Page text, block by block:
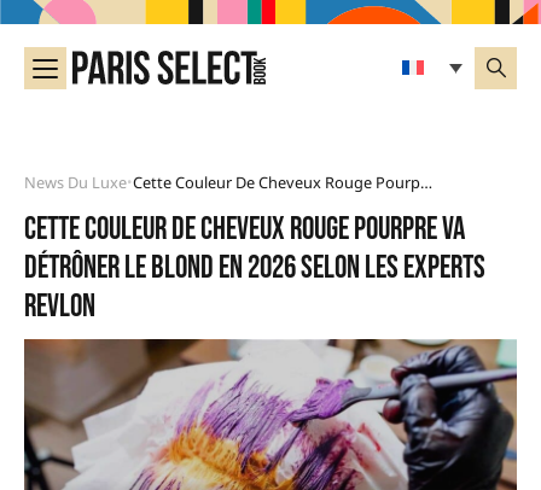
News Du Luxe• Cette Couleur De Cheveux Rouge Pourpre Va Détrôner Le Blond En 2026 Selon Les Experts Revlon
Cette couleur de cheveux rouge pourpre va
détrôner le blond en 2026 selon les experts
Revlon